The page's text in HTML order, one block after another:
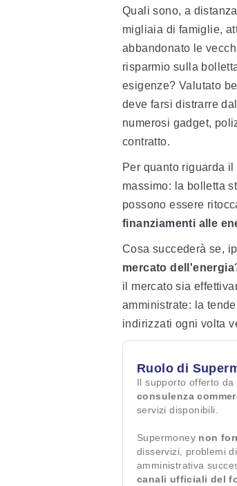
Quali sono, a
migliaia di famiglie,
abbandonato le
risparmio sulla
esigenze? Valutato
deve farsi distrarre
numerosi gadget,
contratto.
Per quanto riguarda il
massimo: la bolletta
possono essere
finanziamenti alle
Cosa succederà se,
mercato dell'energia
il mercato sia
amministrate: la
indirizzati ogni volta
Ruolo di
Il supporto offerto
consulenza
servizi disponibili.
Supermoney non
disservizi, problemi
amministrativa
canali ufficiali del